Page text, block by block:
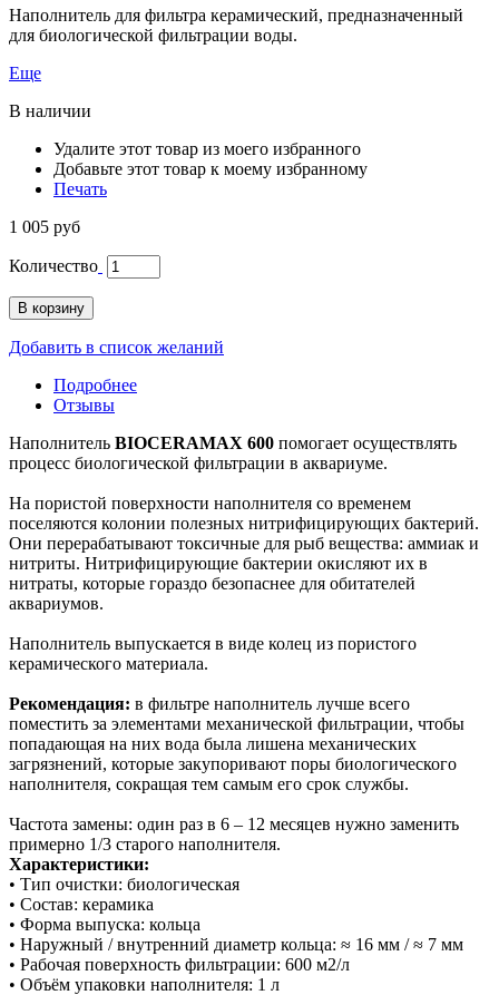
Наполнитель для фильтра керамический, предназначенный
для биологической фильтрации воды.
Еще
В наличии
Удалите этот товар из моего избранного
Добавьте этот товар к моему избранному
Печать
1 005 руб
Количество
В корзину
Добавить в список желаний
Подробнее
Отзывы
Наполнитель BIOCERAMAX 600 помогает осуществлять
процесс биологической фильтрации в аквариуме.
На пористой поверхности наполнителя со временем
поселяются колонии полезных нитрифицирующих бактерий.
Они перерабатывают токсичные для рыб вещества: аммиак и
нитриты. Нитрифицирующие бактерии окисляют их в
нитраты, которые гораздо безопаснее для обитателей
аквариумов.
Наполнитель выпускается в виде колец из пористого
керамического материала.
Рекомендация: в фильтре наполнитель лучше всего
поместить за элементами механической фильтрации, чтобы
попадающая на них вода была лишена механических
загрязнений, которые закупоривают поры биологического
наполнителя, сокращая тем самым его срок службы.
Частота замены: один раз в 6 – 12 месяцев нужно заменить
примерно 1/3 старого наполнителя.
Характеристики:
• Тип очистки: биологическая
• Состав: керамика
• Форма выпуска: кольца
• Наружный / внутренний диаметр кольца: ≈ 16 мм / ≈ 7 мм
• Рабочая поверхность фильтрации: 600 м2/л
• Объём упаковки наполнителя: 1 л